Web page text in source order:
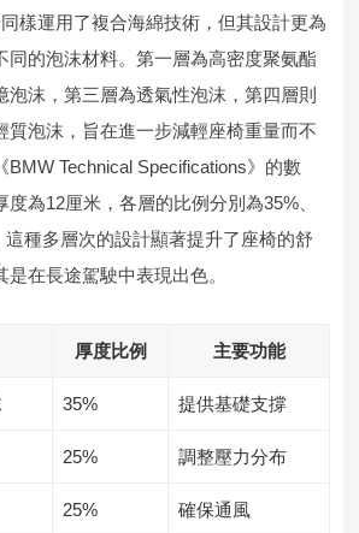
樣運用了複合海綿技術，但其設計更為
同的泡沫材料。第一層為高密度聚氨酯
泡沫，第三層為透氣性泡沫，第四層則
質泡沫，旨在進一步減輕座椅重量而不
BMW Technical Specifications》的數
為12厘米，各層的比例分別為35%、
這種多層次的設計顯著提升了座椅的舒
在長途駕駛中表現出色。
厚度比例 主要功能
35% 提供基礎支撐
25% 調整壓力分布
25% 確保通風